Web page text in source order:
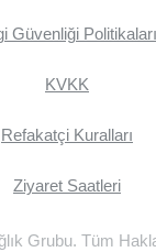
Güvenliği Politikaları
KVKK
Refakatçi Kuralları
Ziyaret Saatleri
Grubu. Tüm